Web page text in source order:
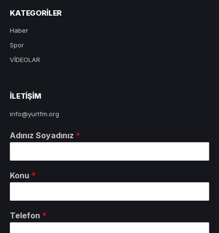
KATEGORILER
Haber
Spor
VİDEOLAR
ILETIŞIM
info@yurtfm.org
Adınız Soyadınız *
Konu *
Telefon *